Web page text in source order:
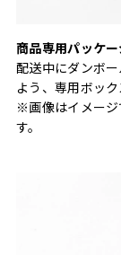
商品専用パッケー
配送中にダンボ
よう、専用ボッ
※画像はイメージ
す。